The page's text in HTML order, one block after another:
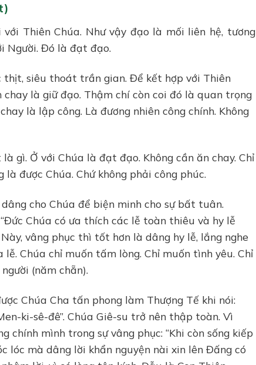
Thiên Chúa. Như vậy đạo là mối liên hệ, tương
Người. Đó là đạt đạo.
siêu thoát trần gian. Để kết hợp với Thiên
chay là giữ đạo. Thậm chí còn coi đó là quan trọng
là lập công. Là đương nhiên công chính. Không
gì. Ở với Chúa là đạt đạo. Không cần ăn chay. Chỉ
được Chúa. Chứ không phải công phúc.
cho Chúa để biện minh cho sự bất tuân.
Chúa có ưa thích các lễ toàn thiêu và hy lễ
vâng phục thì tốt hơn là dâng hy lễ, lắng nghe
Chúa chỉ muốn tấm lòng. Chỉ muốn tình yêu. Chỉ
(năm chẵn).
Chúa Cha tấn phong làm Thượng Tế khi nói:
ki-sê-đê”. Chúa Giê-su trở nên thập toàn. Vì
chính mình trong sự vâng phục: “Khi còn sống kiếp
lóc mà dâng lời khẩn nguyện nài xin lên Đấng có